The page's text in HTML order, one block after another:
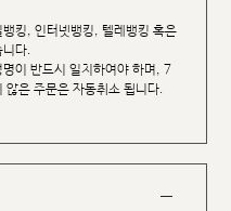
킹, 인터넷뱅킹, 텔레뱅킹 혹은
다.
이 반드시 일치하여야 하며, 7
않은 주문은 자동취소 됩니다.